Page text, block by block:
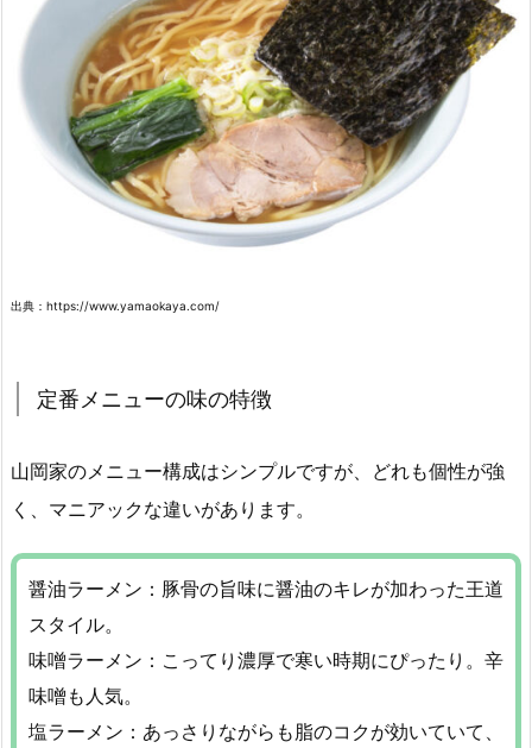
出典：https://www.yamaokaya.com/
定番メニューの味の特徴
山岡家のメニュー構成はシンプルですが、どれも個性が強
く、マニアックな違いがあります。
醤油ラーメン：豚骨の旨味に醤油のキレが加わった王道
スタイル。
味噌ラーメン：こってり濃厚で寒い時期にぴったり。辛
味噌も人気。
塩ラーメン：あっさりながらも脂のコクが効いていて、